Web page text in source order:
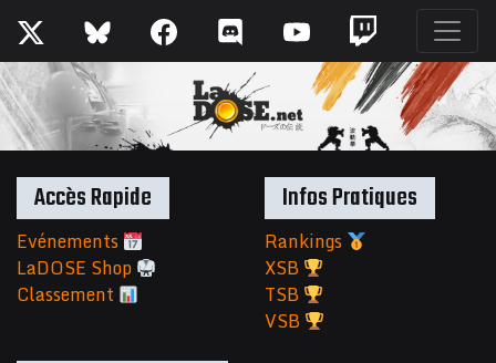
Accès Rapide
Evénements
LaDOSE Shop
Classement
Infos Pratiques
Rankings
XSB
TSB
VSB